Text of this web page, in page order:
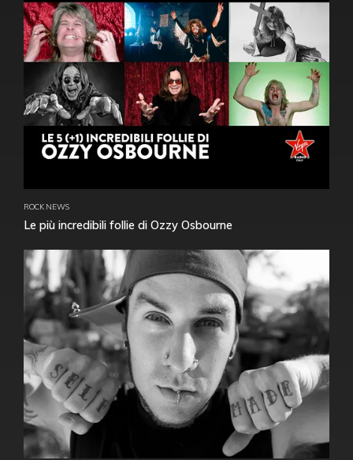
ROCK NEWS
Le più incredibili follie di Ozzy Osbourne